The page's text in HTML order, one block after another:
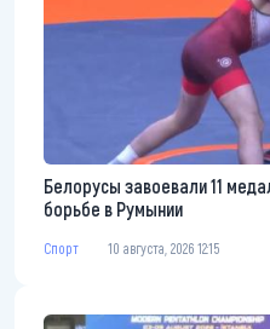
Белорусы завоевали 11
борьбе в Румынии
Спорт 10 августа, 2026 12:15